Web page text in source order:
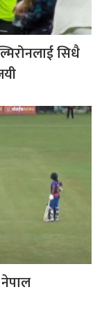
सिधै